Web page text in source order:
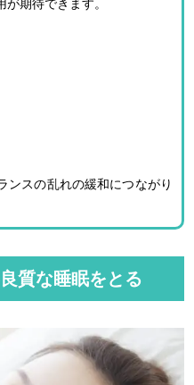
期待できます。
スの乱れの緩和につながり
質な睡眠をとる